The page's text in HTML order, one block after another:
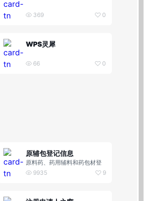
369 0
WPS灵犀
66 0
原辅包登记信息
原料药、药用辅料和药包材登
记信息公示
9935 9